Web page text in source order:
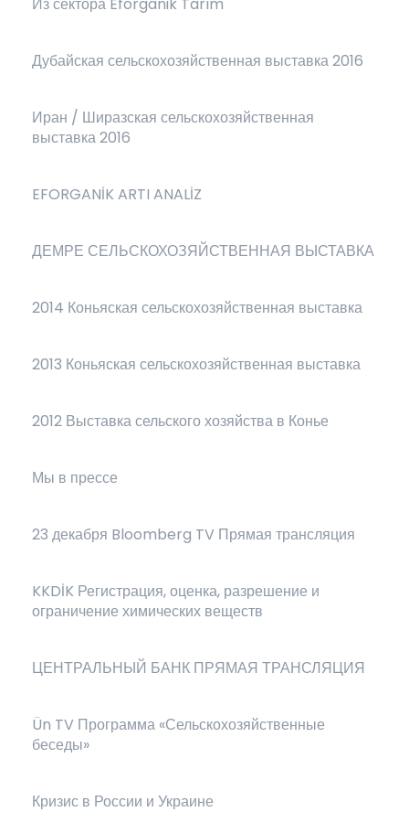
Дубайская сельскохозяйственная выставка 2016
Иран / Ширазская сельскохозяйственная
выставка 2016
EFORGANİK ARTI ANALİZ
ДЕМРЕ СЕЛЬСКОХОЗЯЙСТВЕННАЯ ВЫСТАВКА
2014 Коньяская сельскохозяйственная выставка
2013 Коньяская сельскохозяйственная выставка
2012 Выставка сельского хозяйства в Конье
Мы в прессе
23 декабря Bloomberg TV Прямая трансляция
KKDİK Регистрация, оценка, разрешение и
ограничение химических веществ
ЦЕНТРАЛЬНЫЙ БАНК ПРЯМАЯ ТРАНСЛЯЦИЯ
Ün TV Программа «Сельскохозяйственные
беседы»
Кризис в России и Украине